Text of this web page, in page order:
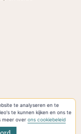
te analyseren en te
te kunnen kijken en ons te
meer overons cookiebeleid